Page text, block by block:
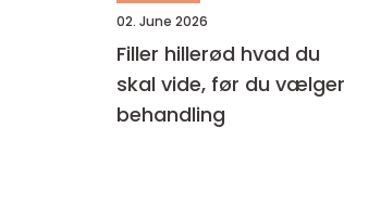
02. June 2026
Filler hillerød hvad du
skal vide, før du vælger
behandling